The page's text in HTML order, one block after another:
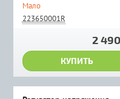
Мало
223650001R
2
КУПИТЬ